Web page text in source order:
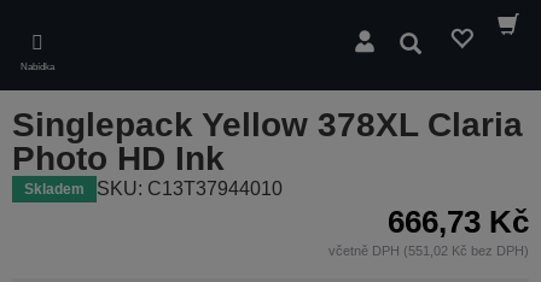
main
content
Nabídka
Hledat
Singlepack Yellow 378XL Claria
Photo HD Ink
Skladem SKU: C13T37944010
666,73 Kč
včetně DPH (551,02 Kč bez DPH)